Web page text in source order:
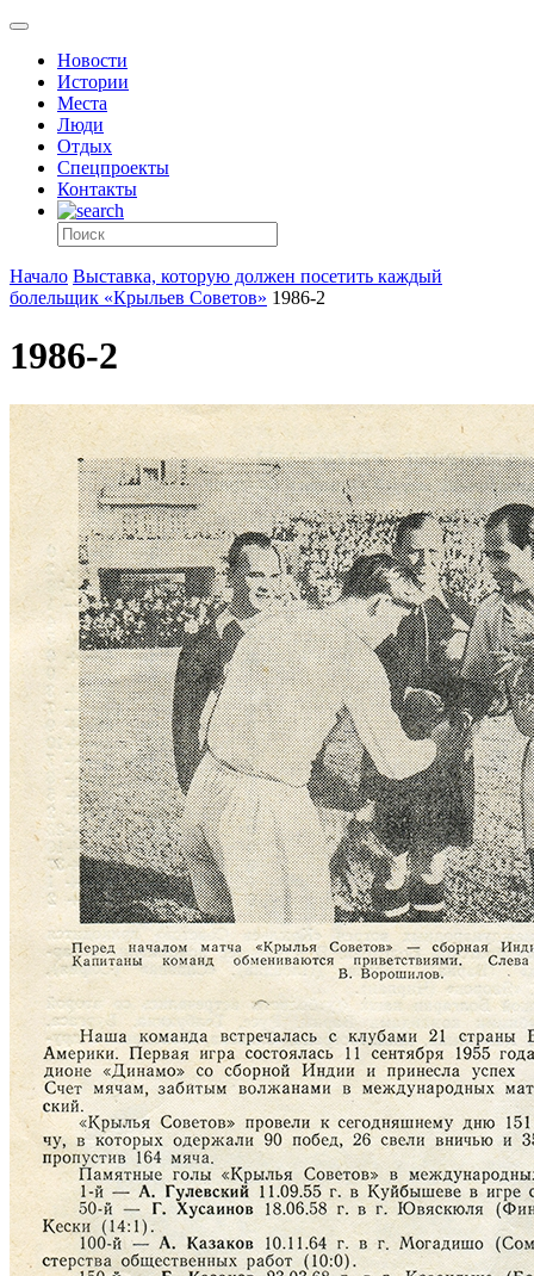
Новости
Истории
Места
Люди
Отдых
Спецпроекты
Контакты
Начало Выставка, которую должен посетить каждый
болельщик «Крыльев Советов» 1986-2
1986-2